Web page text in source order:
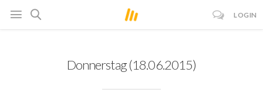
LOGIN
Donnerstag (18.06.2015)